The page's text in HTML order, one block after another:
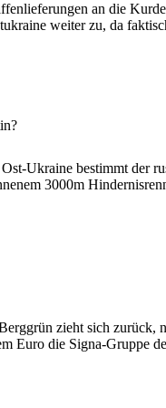
an die
weiter zu, da
Ukraine bestimmt der
3000m
zieht sich zurück,
Euro die Signa-Gruppe